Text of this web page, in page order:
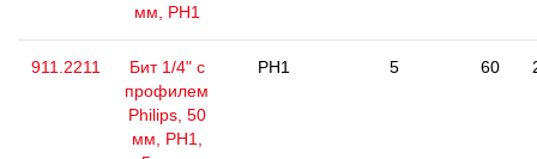
мм, РН1
911.2211
Бит 1/4" с
профилем
Philips, 50
мм, РН1,
PH1 5 60